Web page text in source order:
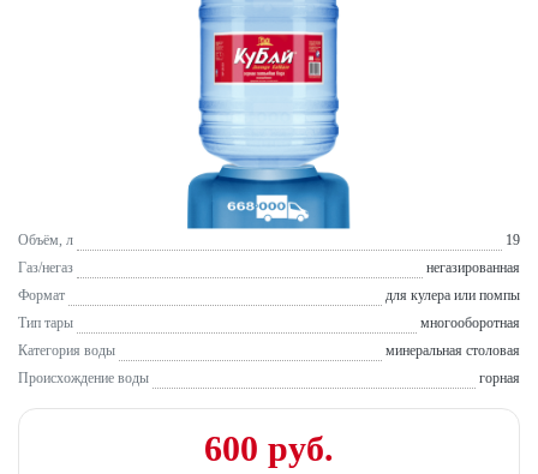
Объём, л
19
Газ/негаз
негазированная
Формат
для кулера или помпы
Тип тары
многооборотная
Категория воды
минеральная столовая
Происхождение воды
горная
600 руб.